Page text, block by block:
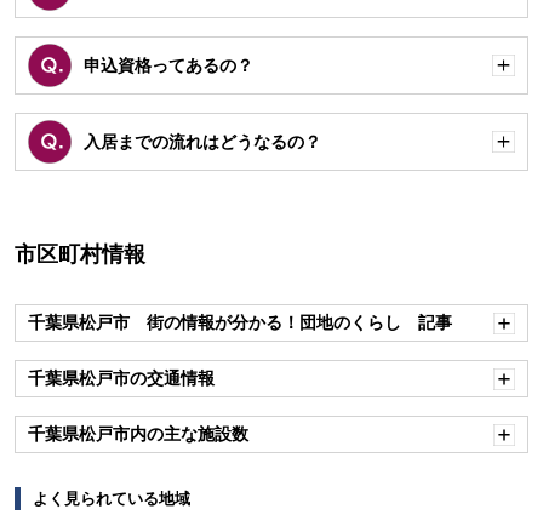
く
申込資格ってあるの？
く
入居までの流れはどうなるの？
く
市区町村情報
千葉県松戸市 街の情報が分かる！団地のくらし 記事
千葉県松戸市の交通情報
千葉県松戸市内の主な施設数
よく見られている地域